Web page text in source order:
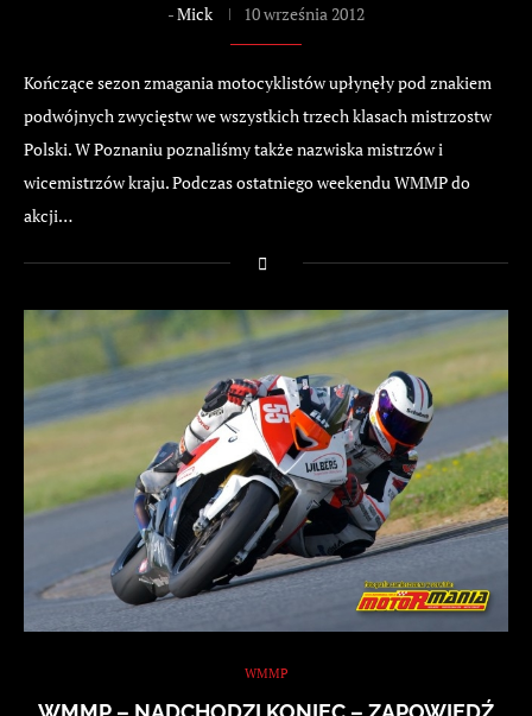
-Mick 10 września 2012
Kończące sezon zmagania motocyklistów upłynęły pod znakiem
podwójnych zwycięstw we wszystkich trzech klasach mistrzostw
Polski. W Poznaniu poznaliśmy także nazwiska mistrzów i
wicemistrzów kraju. Podczas ostatniego weekendu WMMP do
akcji…
WMMP